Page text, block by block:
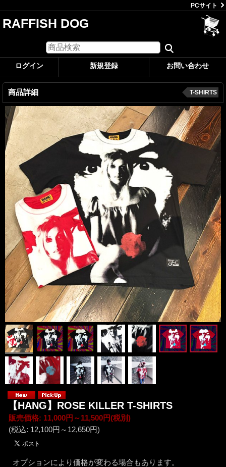
PCサイト
RAFFISH DOG
ログイン 新規登録 お問い合わせ
商品詳細 T-SHIRTS
【HANG】ROSE KILLER T-SHIRTS
販売価格: 11,000円～11,500円(税別)
(税込: 12,100円～12,650円)
オプションにより価格が変わる場合もあります。